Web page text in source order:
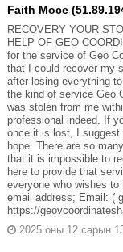
Faith Moce
RECOVERY YOUR
HELP OF GEO
for the service of Geo
that I could recover my
after losing everything
the kind of service Geo
was stolen from me
professional indeed. If
once it is lost, I suggest
hope. There are so
that it is impossible to
here to provide that
everyone who wishes
email address; Email: (
https://
2025 оны 12 сарын